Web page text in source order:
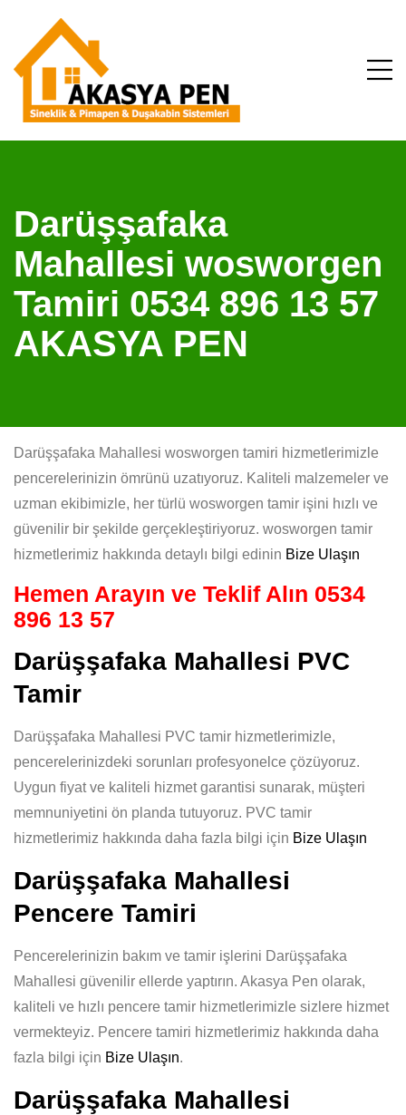
Darüşşafaka
Mahallesi wosworgen
Tamiri 0534 896 13 57
AKASYA PEN
Darüşşafaka Mahallesi wosworgen tamiri hizmetlerimizle
pencerelerinizin ömrünü uzatıyoruz. Kaliteli malzemeler ve
uzman ekibimizle, her türlü wosworgen tamir işini hızlı ve
güvenilir bir şekilde gerçekleştiriyoruz. wosworgen tamir
hizmetlerimiz hakkında detaylı bilgi edinin Bize Ulaşın
Hemen Arayın ve Teklif Alın 0534
896 13 57
Darüşşafaka Mahallesi PVC
Tamir
Darüşşafaka Mahallesi PVC tamir hizmetlerimizle,
pencerelerinizdeki sorunları profesyonelce çözüyoruz.
Uygun fiyat ve kaliteli hizmet garantisi sunarak, müşteri
memnuniyetini ön planda tutuyoruz. PVC tamir
hizmetlerimiz hakkında daha fazla bilgi için Bize Ulaşın
Darüşşafaka Mahallesi
Pencere Tamiri
Pencerelerinizin bakım ve tamir işlerini Darüşşafaka
Mahallesi güvenilir ellerde yaptırın. Akasya Pen olarak,
kaliteli ve hızlı pencere tamir hizmetlerimizle sizlere hizmet
vermekteyiz. Pencere tamiri hizmetlerimiz hakkında daha
fazla bilgi için Bize Ulaşın.
Darüşşafaka Mahallesi